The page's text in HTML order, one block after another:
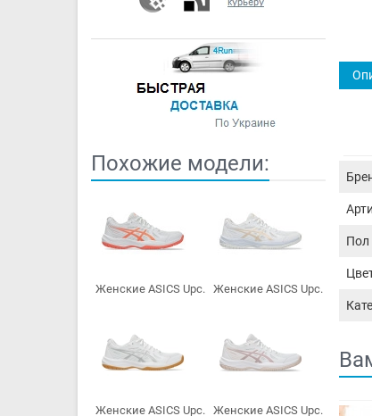
Похожие модели:
Женские ASICS Upc... Женские ASICS Upc...
Женские ASICS Upc... Женские ASICS Upc...
Пол